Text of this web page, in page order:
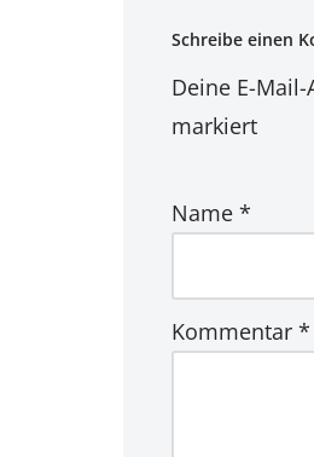
Schreibe einen
Deine E-
markiert
Name *
Kommentar *